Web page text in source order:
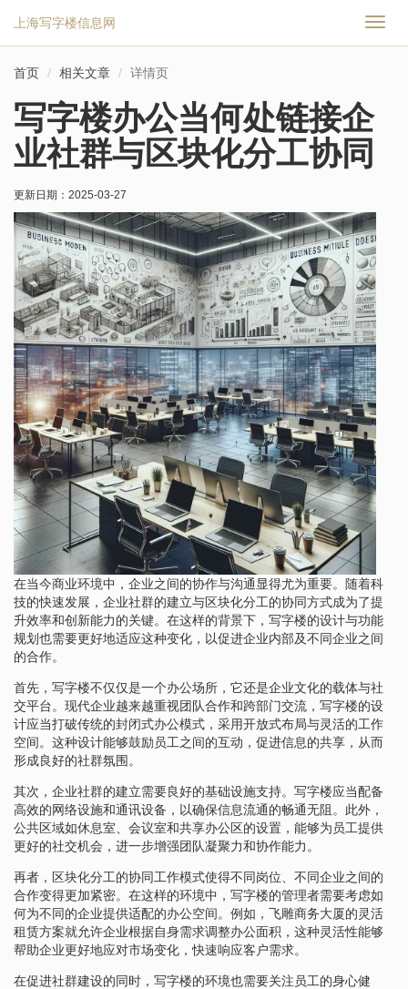
切
上海写字楼信息网
首页 相关文章 详情页
写字楼办公当何处链接企
业社群与区块化分工协同
更新日期： 2025-03-27
在当今商业环境中，企业之间的协作与沟通显得尤为重要。随着科
技的快速发展，企业社群的建立与区块化分工的协同方式成为了提
升效率和创新能力的关键。在这样的背景下，写字楼的设计与功能
规划也需要更好地适应这种变化，以促进企业内部及不同企业之间
的合作。
首先，写字楼不仅仅是一个办公场所，它还是企业文化的载体与社
交平台。现代企业越来越重视团队合作和跨部门交流，写字楼的设
计应当打破传统的封闭式办公模式，采用开放式布局与灵活的工作
空间。这种设计能够鼓励员工之间的互动，促进信息的共享，从而
形成良好的社群氛围。
其次，企业社群的建立需要良好的基础设施支持。写字楼应当配备
高效的网络设施和通讯设备，以确保信息流通的畅通无阻。此外，
公共区域如休息室、会议室和共享办公区的设置，能够为员工提供
更好的社交机会，进一步增强团队凝聚力和协作能力。
再者，区块化分工的协同工作模式使得不同岗位、不同企业之间的
合作变得更加紧密。在这样的环境中，写字楼的管理者需要考虑如
何为不同的企业提供适配的办公空间。例如，飞雕商务大厦的灵活
租赁方案就允许企业根据自身需求调整办公面积，这种灵活性能够
帮助企业更好地应对市场变化，快速响应客户需求。
在促进社群建设的同时，写字楼的环境也需要关注员工的身心健